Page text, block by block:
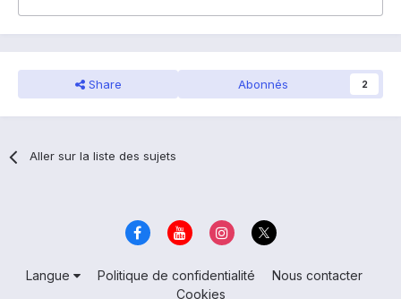
Share Abonnés 2
Aller sur la liste des sujets
Langue Politique de confidentialité
Nous contacter
Cookies